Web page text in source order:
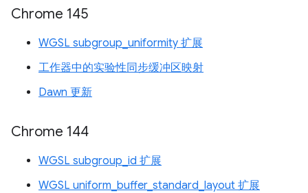
Chrome 145
WGSL subgroup_uniformity 扩展
工作器中的实验性同步缓冲区映射
Dawn 更新
Chrome 144
WGSL subgroup_id 扩展
WGSL uniform_buffer_standard_layout 扩展